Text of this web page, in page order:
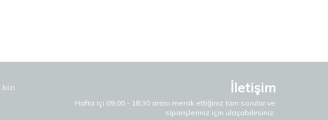
bizi
İletişim
Hafta içi 09:00 - 18:30 arası merak ettiğiniz tüm sorular ve
siparişleriniz için ulaşabilirsiniz.